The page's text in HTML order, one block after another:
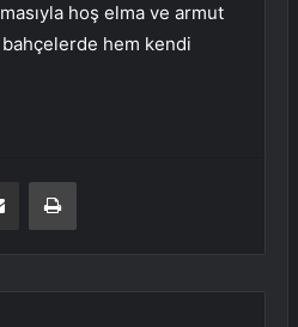
hoş elma ve armut
bahçelerde hem kendi
E-Posta ile paylaş Yazdır